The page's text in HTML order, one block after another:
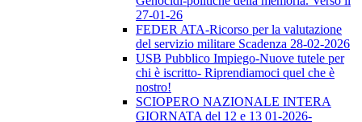
27-01-26
FEDER ATA-Ricorso per la valutazione
del servizio militare Scadenza 28-02-2026
USB Pubblico Impiego-Nuove tutele per
chi è iscritto- Riprendiamoci quel che è
nostro!
SCIOPERO NAZIONALE INTERA
GIORNATA del 12 e 13 01-2026-